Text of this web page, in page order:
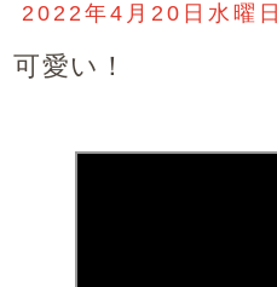
2022年4月20日水曜日
可愛い！